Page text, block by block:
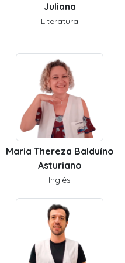
Juliana
Literatura
Maria Thereza Balduíno
Asturiano
Inglês